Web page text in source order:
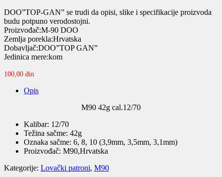
DOO”TOP-GAN” se trudi da opisi, slike i specifikacije proizvoda
budu potpuno verodostojni.
Proizvođač:M-90 DOO
Zemlja porekla:Hrvatska
Dobavljač:DOO”TOP GAN”
Jedinica mere:kom
100,00 din
Opis
M90 42g cal.12/70
Kalibar: 12/70
Težina sačme: 42g
Oznaka sačme: 6, 8, 10 (3,9mm, 3,5mm, 3,1mm)
Proizvođač: M90,Hrvatska
Kategorije: Lovački patroni, M90